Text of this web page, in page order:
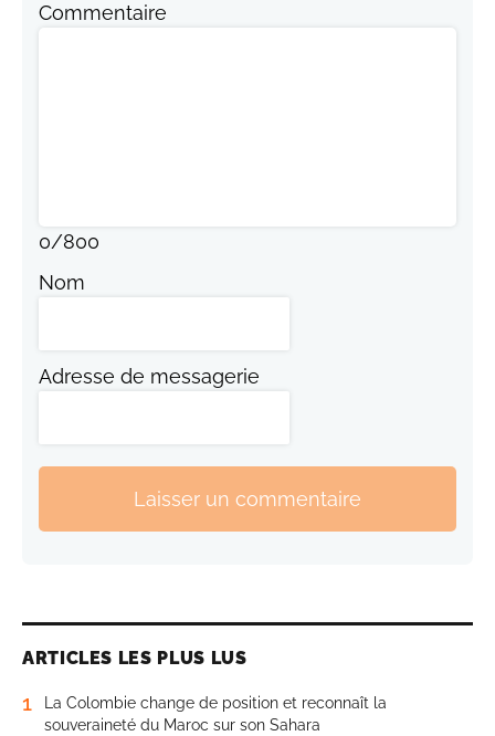
Commentaire
0/800
Nom
Adresse de messagerie
Laisser un commentaire
ARTICLES LES PLUS LUS
1
La Colombie change de position et reconnaît la
souveraineté du Maroc sur son Sahara